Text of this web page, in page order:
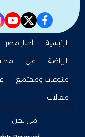
facebook
twitter
الرئيسية أخبار مصر
الرياضة
فن
منوعات ومجتمع
مقالات
من نحن